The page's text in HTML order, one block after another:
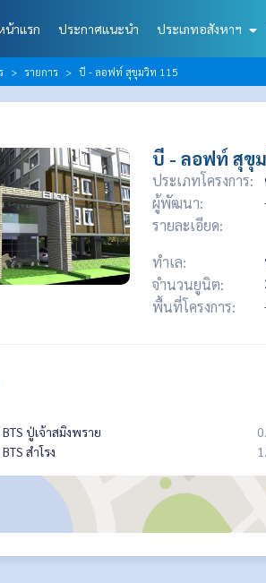
น้าแรก ประกาศแนะนำ ประเภทอสังหาฯ
รายการ บี - ลอฟท์ สุขุมวิท 115
บี - ลอฟท์ สุขุ
ประเภทโครงการ:
ผู้พัฒนา:
รายละเอียด:
ทำเล:
จำนวนยูนิต:
พื้นที่โครงการ:
ปู่เจ้าสมิงพราย
สำโรง